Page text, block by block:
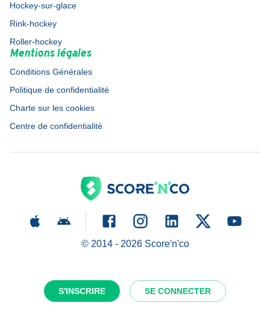
S'INSCRIRE SE CONNECTER
Hockey-sur-glace
Rink-hockey
Roller-hockey
Mentions légales
Conditions Générales
Politique de confidentialité
Charte sur les cookies
Centre de confidentialité
© 2014 - 2026Score'n'co